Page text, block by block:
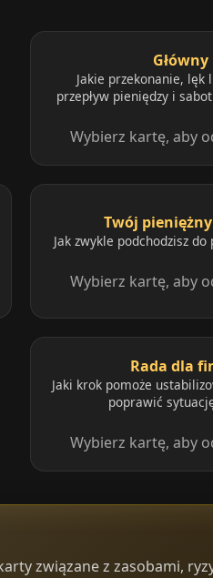
Twój
Jak zwykle podchodzisz
Wybierz kartę, aby
Jakie przekonanie, lęk
przepływ pieniędzy i
Wybierz kartę, aby
Rada dla
Jaki krok pomoże
poprawić
Wybierz kartę, aby
związane z zasobami,